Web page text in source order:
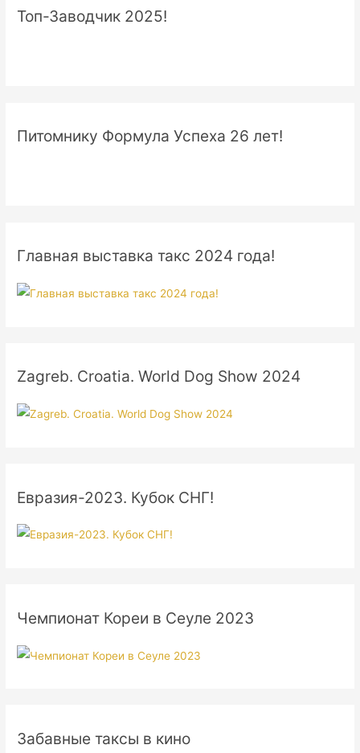
Топ-Заводчик 2025!
Питомнику Формула Успеха 26 лет!
Главная выставка такс 2024 года!
Zagreb. Croatia. World Dog Show 2024
Евразия-2023. Кубок СНГ!
Чемпионат Кореи в Сеуле 2023
Забавные таксы в кино